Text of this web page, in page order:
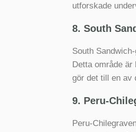
utforskade
8. South
South
Detta område
gör det till en av
9. Peru-
Peru-